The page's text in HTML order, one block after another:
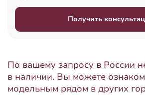
Получить
По вашему запросу в России
в наличии. Вы можете
модельным рядом в других